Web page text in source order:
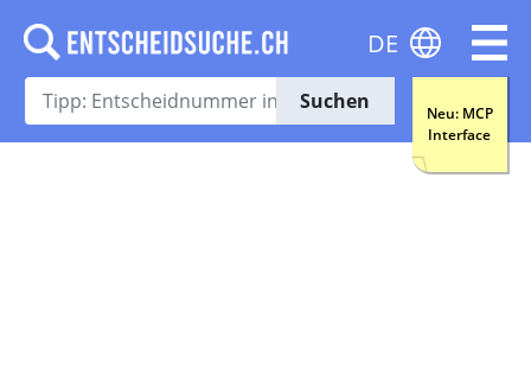
Suchen
Neu: MCP
Interface
DE